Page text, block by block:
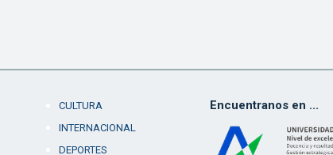
CULTURA
INTERNACIONAL
DEPORTES
Encuentranos en ...